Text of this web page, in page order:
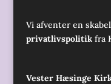
Vi afventer en
privatlivspolitikfra
Vester Hæsinge